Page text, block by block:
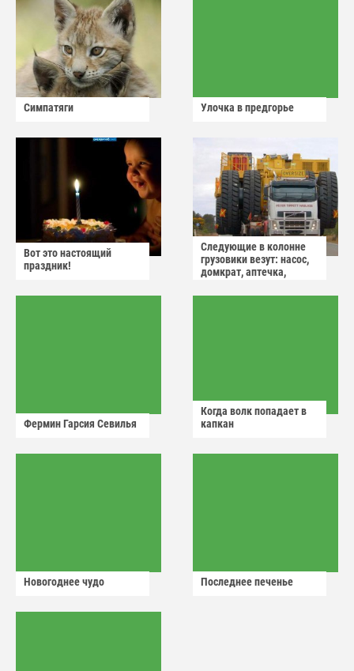
Симпатяги Улочка в предгорье
Вот это настоящий
праздник!
Следующие в колонне
грузовики везут: насос,
домкрат, аптечка,
Фермин Гарсия Севилья
Когда волк попадает в
капкан
Новогоднее чудо Последнее печенье